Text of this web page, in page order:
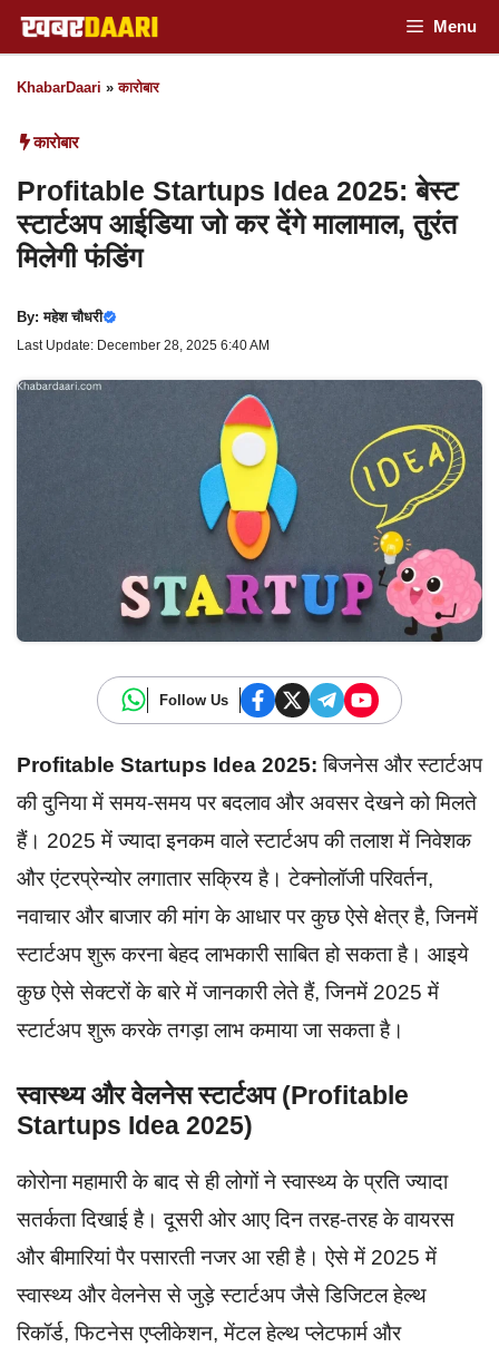
Skip
to
content
Menu
KhabarDaari »कारोबार
कारोबार
Profitable Startups Idea 2025: बेस्ट
स्टार्टअप आईडिया जो कर देंगे मालामाल, तुरंत
मिलेगी फंडिंग
By:महेश चौधरी
Last Update: December 28, 2025 6:40 AM
Follow Us
Profitable Startups Idea 2025:बिजनेस और स्टार्टअप
की दुनिया में समय-समय पर बदलाव और अवसर देखने को मिलते
हैं। 2025 में ज्यादा इनकम वाले स्टार्टअप की तलाश में निवेशक
और एंटरप्रेन्योर लगातार सक्रिय है। टेक्नोलॉजी परिवर्तन,
नवाचार और बाजार की मांग के आधार पर कुछ ऐसे क्षेत्र है, जिनमें
स्टार्टअप शुरू करना बेहद लाभकारी साबित हो सकता है। आइये
कुछ ऐसे सेक्टरों के बारे में जानकारी लेते हैं, जिनमें 2025 में
स्टार्टअप शुरू करके तगड़ा लाभ कमाया जा सकता है।
स्वास्थ्य और वेलनेस स्टार्टअप (Profitable
Startups Idea 2025)
कोरोना महामारी के बाद से ही लोगों ने स्वास्थ्य के प्रति ज्यादा
सतर्कता दिखाई है। दूसरी ओर आए दिन तरह-तरह के वायरस
और बीमारियां पैर पसारती नजर आ रही है। ऐसे में 2025 में
स्वास्थ्य और वेलनेस से जुड़े स्टार्टअप जैसे डिजिटल हेल्थ
रिकॉर्ड, फिटनेस एप्लीकेशन, मेंटल हेल्थ प्लेटफार्म और